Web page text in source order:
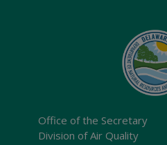
Office of the Secretary
Division of Air Quality